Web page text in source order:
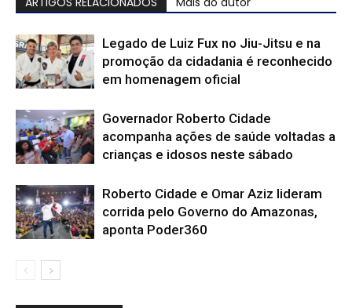
Legado de Luiz Fux no Jiu-Jitsu e na
promoção da cidadania é reconhecido
em homenagem oficial
Governador Roberto Cidade
acompanha ações de saúde voltadas a
crianças e idosos neste sábado
Roberto Cidade e Omar Aziz lideram
corrida pelo Governo do Amazonas,
aponta Poder360